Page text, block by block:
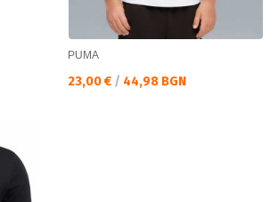
PUMA
Текуща цена:
23,00 € / 44,98 BGN